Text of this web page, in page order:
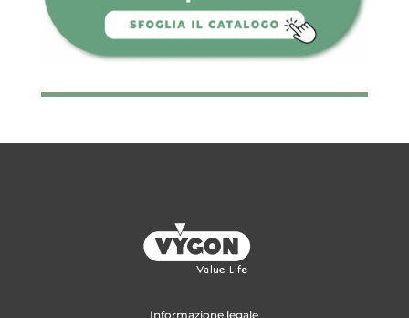
Informazione legale